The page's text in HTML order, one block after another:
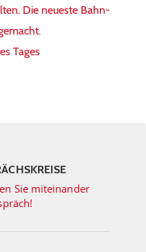
Die neueste Bahn-
Tages
Sie miteinander